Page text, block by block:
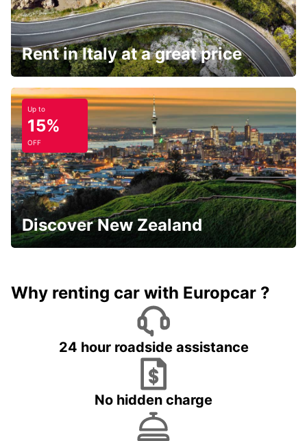
Rent in Italy at a great price
Up to
15%
OFF
Discover New Zealand
Why renting car with Europcar ?
24 hour roadside assistance
No hidden charge